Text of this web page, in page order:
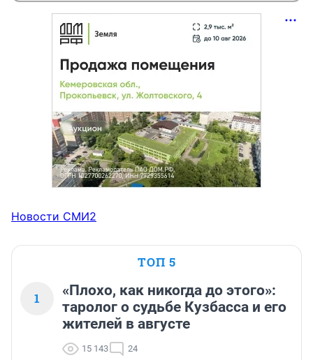
Новости СМИ2
ТОП 5
1
«Плохо, как никогда до этого»:
таролог о судьбе Кузбасса и его
жителей в августе
15 143 24